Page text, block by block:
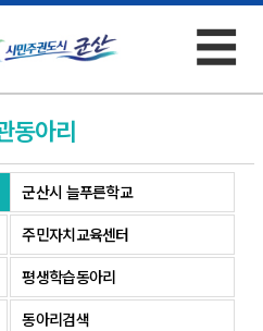
×
☰
동아리
군산시 늘푸른학교
주민자치교육센터
평생학습동아리
동아리검색